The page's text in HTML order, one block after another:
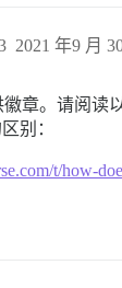
2021 年9 月
徽章。请阅读
别：
t/how-